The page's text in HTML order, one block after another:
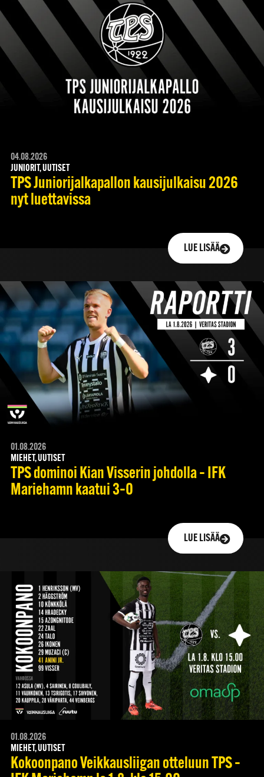
04.08.2026
JUNIORIT, UUTISET
TPS Juniorijalkapallon kausijulkaisu 2026
nyt luettavissa
LUE LISÄÄ
01.08.2026
MIEHET, UUTISET
TPS dominoi Kian Visserin johdolla – IFK
Mariehamn kaatui 3–0
LUE LISÄÄ
01.08.2026
MIEHET, UUTISET
Kokoonpano Veikkausliigan otteluun TPS –